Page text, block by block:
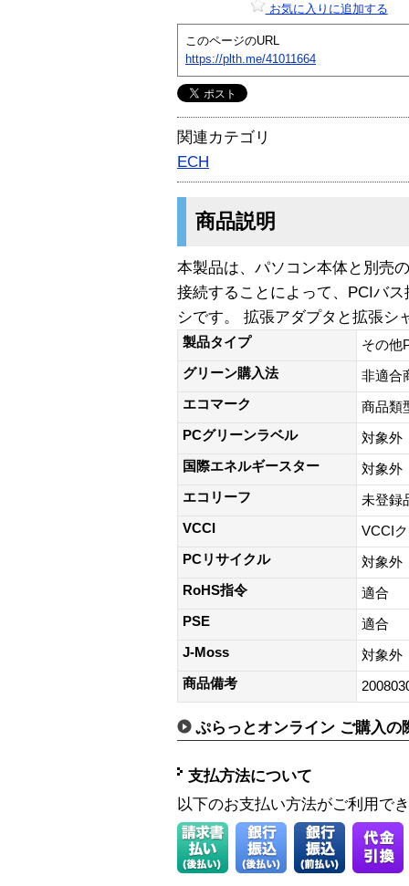
お気に入りに追加する
このページのURL
https://plth.me/41011664
関連カテゴリ
ECH
商品説明
本製品は、パソコン本体と別売
接続することによって、PCIバ
シです。 拡張アダプタと拡張シ
製品タイプ
その他
グリーン購入法
非適合
エコマーク
商品類
PCグリーンラベル
対象外
国際エネルギースター
対象外
エコリーフ
未登録
VCCI
VCCI
PCリサイクル
対象外
RoHS指令
適合
PSE
適合
J-Moss
対象外
商品備考
ぷらっとオンライン ご購入の
支払方法について
以下のお支払い方法がご利用で